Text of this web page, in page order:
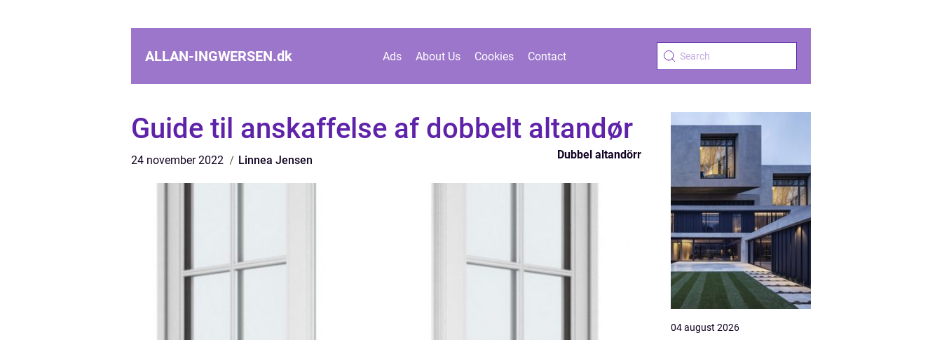
ALLAN-INGWERSEN.dk Ads About Us Cookies Contact
Guide til anskaffelse af dobbelt altandør
24 november 2022 Linnea Jensen Dubbel altandörr
04 august 2026